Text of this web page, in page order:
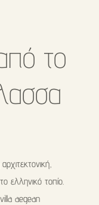
το
ελληνικό τοπίο.
aegean